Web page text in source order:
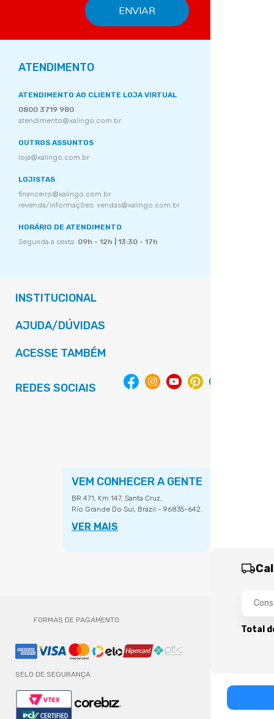
Total
ATENDIMENTO
ATENDIMENTO AO CLIENTE LOJA VIRTUAL
0800 3719 980
atendimento@xalingo.com.br
OUTROS ASSUNTOS
loja@xalingo.com.br
LOJISTAS
financeiro@xalingo.com.br
revenda/informações: vendas@xalingo.com.br
HORÁRIO DE ATENDIMENTO
Segunda a sexta: 09h - 12h | 13:30 - 17h
INSTITUCIONAL
AJUDA/DÚVIDAS
ACESSE TAMBÉM
REDES SOCIAIS
VEM CONHECER A GENTE
BR 471, Km 147, Santa Cruz,
Rio Grande Do Sul, Brazil - 96835-642.
VER MAIS
FORMAS DE PAGAMENTO
SELO DE SEGURANÇA